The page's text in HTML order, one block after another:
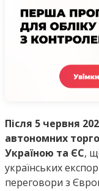
Після 5 червня
автономних
Україною та ЄС,
українських
переговори з